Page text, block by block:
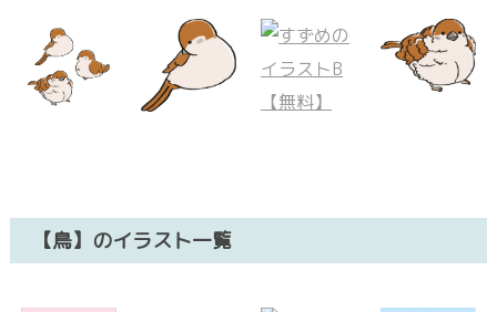
【鳥】のイラスト一覧